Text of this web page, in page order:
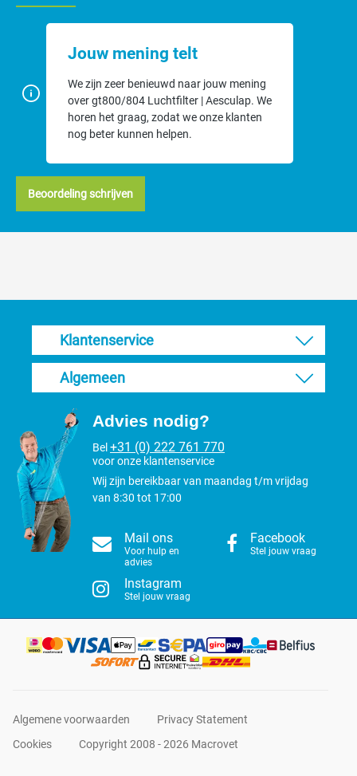
Jouw mening telt
We zijn zeer benieuwd naar jouw mening
over gt800/804 Luchtfilter | Aesculap. We
horen het graag, zodat we onze klanten
nog beter kunnen helpen.
Beoordeling schrijven
Klantenservice
Algemeen
Advies nodig?
Bel +31 (0) 222 761 770
voor onze klantenservice
Wij zijn bereikbaar van maandag t/m vrijdag
van 8:30 tot 17:00
Mail ons
Voor hulp en
advies
Facebook
Stel jouw vraag
Instagram
Stel jouw vraag
Algemene voorwaarden
Privacy Statement
Cookies
Copyright 2008 - 2026 Macrovet